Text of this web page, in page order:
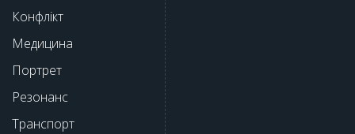
Конфлікт
Медицина
Портрет
Резонанс
Транспорт